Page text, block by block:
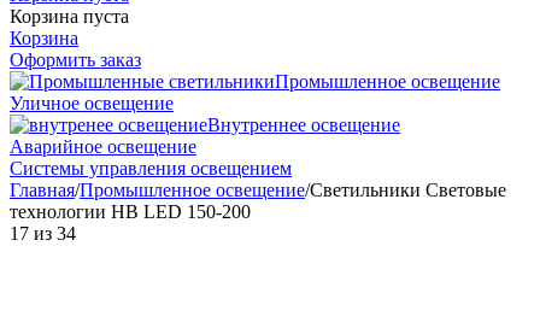
Корзина пуста
Корзина
Оформить заказ
Промышленное освещение
Уличное освещение
Внутреннее освещение
Аварийное освещение
Системы управления освещением
Главная/Промышленное освещение/Светильники Световые
технологии HB LED 150-200
17 из 34